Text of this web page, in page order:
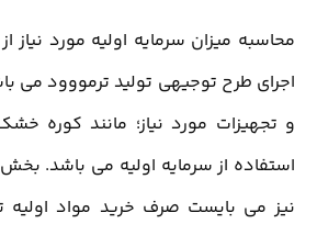
محاسبه میزان سرمایه اولیه مورد نیاز
اجرای طرح توجیهی تولید ترمووود می
و تجهیزات مورد نیاز؛ مانند کوره
استفاده از سرمایه اولیه می باشد.
نیز می ‌بایست صرف خرید مواد اولیه